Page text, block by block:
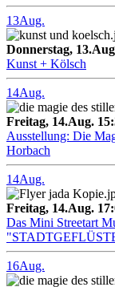
13Aug.
Donnerstag,
Kunst + Kölsch
14Aug.
Freitag, 14.Aug.
Ausstellung: Die
Horbach
14Aug.
Freitag, 14.Aug.
Das Mini Streetart
16Aug.